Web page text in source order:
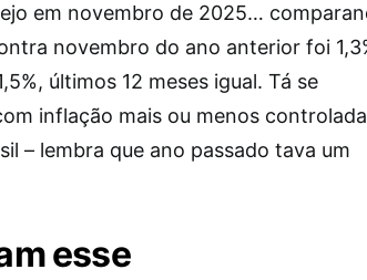
em novembro de 2025…
novembro do ano anterior foi
últimos 12 meses igual. Tá se
inflação mais ou menos
– lembra que ano passado tava um
esse